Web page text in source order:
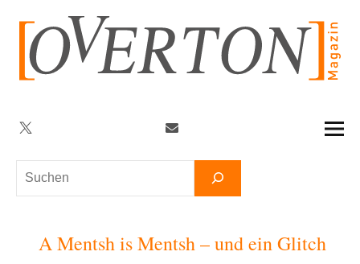
springen
Suchen
Twitter
A Mentsh is Mentsh – und ein Glitch